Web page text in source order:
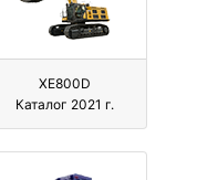
XE800D
Каталог 2021 г.